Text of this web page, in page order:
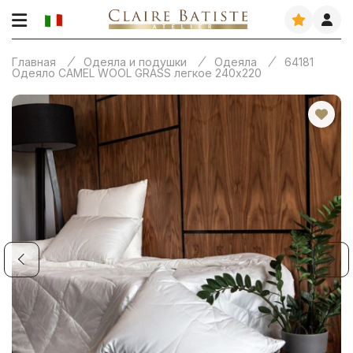
Главная Одеяла и подушки Одеяла
64181
Одеяло CAMEL WOOL GRASS легкое 240х220